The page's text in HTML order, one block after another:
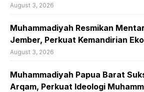
August 3, 2026
Muhammadiyah Resmikan
Jember, Perkuat Kemandirian
August 3, 2026
Muhammadiyah Papua Barat
Arqam, Perkuat Ideologi